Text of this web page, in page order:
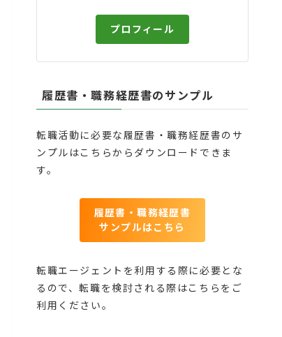
プロフィール
履歴書・職務経歴書のサンプル
転職活動に必要な履歴書・職務経歴書のサ
ンプルはこちらからダウンロードできま
す。
履歴書・職務経歴書
サンプルはこちら
転職エージェントを利用する際に必要とな
るので、転職を検討される際はこちらをご
利用ください。